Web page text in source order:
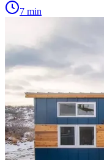
7 min